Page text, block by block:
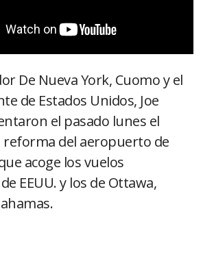
De Nueva York, Cuomo y el
de Estados Unidos, Joe
el pasado lunes el
reforma del aeropuerto de
acoge los vuelos
EEUU. y los de Ottawa,